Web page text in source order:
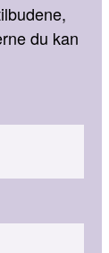
du kan